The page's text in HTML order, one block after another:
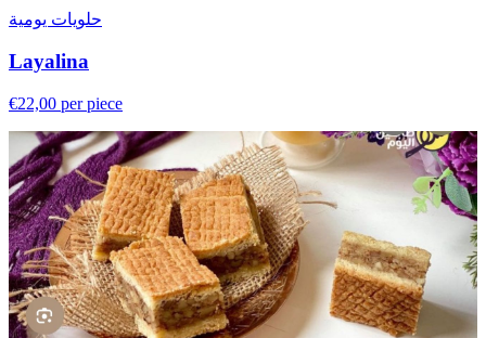
حلويات يومية
Layalina
€22,00 per piece